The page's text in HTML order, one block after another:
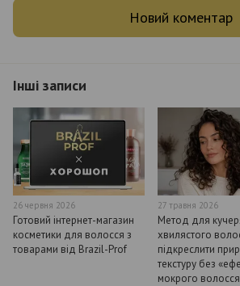
Новий коментар
Інші записи
26 червня 2026
Готовий інтернет-магазин
косметики для волосся з
товарами від Brazil-Prof
27 травня 2026
Метод для
хвилястого
підкреслити
текстуру без
мокрого